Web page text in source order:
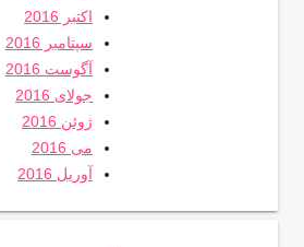
اکتبر 2016
سپتامبر 2016
آگوست 2016
جولای 2016
ژوئن 2016
می 2016
آوریل 2016